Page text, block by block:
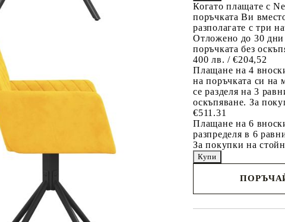
Когато плащате с
поръчката Ви
разполагате с три
Отложено до 30
поръчката без
400 лв. / €204,52
Плащане на 4
на поръчката си на
се разделя на 3
оскъпяване. За
€511.31
Плащане на 6
разпределя в 6
За покупки на